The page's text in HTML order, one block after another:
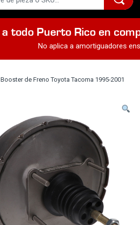
a todo Puerto Rico en
No aplica a amortiguadores
Booster de Freno Toyota Tacoma 1995-2001